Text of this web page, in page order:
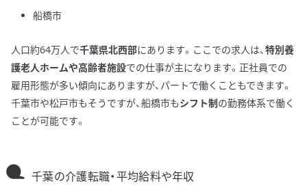
船橋市
人口約64万人で千葉県北西部にあります。ここでの求人は、 特別養
護老人ホームや高齢者施設での仕事が主になります。正社員での
雇用形態が多い傾向にありますが、パートで働くこともできます。
千葉市や松戸市もそうですが、船橋市もシフト制の勤務体系で働く
ことが可能です。
千葉の介護転職・平均給料や年収